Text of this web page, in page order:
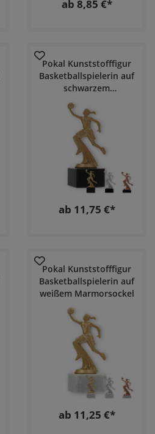
ab 8,85 €*
Pokal Kunststofffigur
Basketballspielerin auf
schwarzem
Marmorsockel
ab 11,75 €*
Pokal Kunststofffigur
Basketballspielerin auf
weißem Marmorsockel
ab 11,25 €*